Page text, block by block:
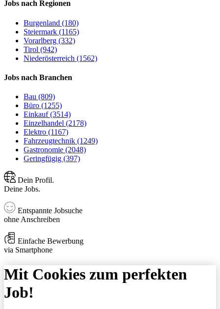
Jobs nach Regionen
Burgenland (180)
Steiermark (1165)
Vorarlberg (332)
Tirol (942)
Niederösterreich (1562)
Jobs nach Branchen
Bau (809)
Büro (1255)
Einkauf (3514)
Einzelhandel (2178)
Elektro (1167)
Fahrzeugtechnik (1249)
Gastronomie (2048)
Geringfügig (397)
Dein Profil.
Deine Jobs.
Entspannte Jobsuche
ohne Anschreiben
Einfache Bewerbung
via Smartphone
Mit Cookies zum perfekten
Job!